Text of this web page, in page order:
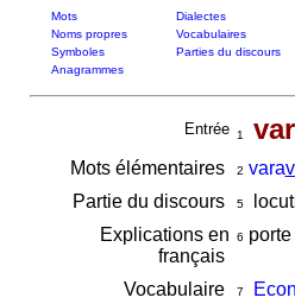
Mots Dialectes
Noms propres
Vocabulaires
Symboles
Parties du discours
Anagrammes
Entrée 1
Mots élémentaires 2 vara
Partie du discours
5
Explications en
français
6
Vocabulaire 7